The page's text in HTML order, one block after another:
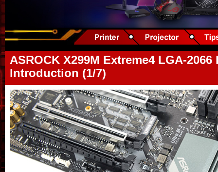
ASROCK X299M Extreme4 LGA-2066
Introduction (1/7)